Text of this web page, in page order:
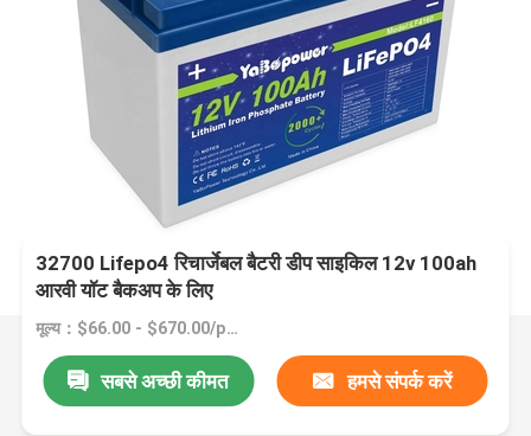
32700 Lifepo4 रिचार्जेबल बैटरी डीप साइकिल 12v 100ah
आरवी यॉट बैकअप के लिए
मूल्य：$66.00 - $670.00/pieces
सबसे अच्छी कीमत हमसे संपर्क करें